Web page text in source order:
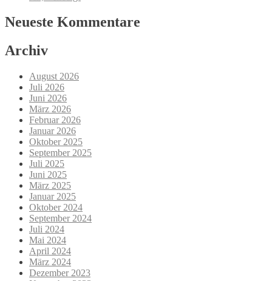
Neueste Kommentare
Archiv
August 2026
Juli 2026
Juni 2026
März 2026
Februar 2026
Januar 2026
Oktober 2025
September 2025
Juli 2025
Juni 2025
März 2025
Januar 2025
Oktober 2024
September 2024
Juli 2024
Mai 2024
April 2024
März 2024
Dezember 2023